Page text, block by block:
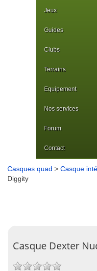
Jeux
Guides
Clubs
Terrains
Equipement
Nos services
Forum
Contact
Casques quad > Casque
Diggity
Casque Dexter